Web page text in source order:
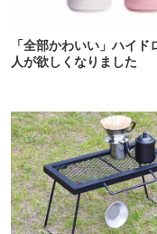
「全部かわいい」ハイ
人が欲しくなりました